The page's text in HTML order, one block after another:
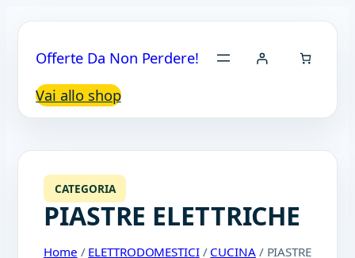
Offerte Da Non Perdere!
Vai allo shop
CATEGORIA
PIASTRE ELETTRICHE
Home / ELETTRODOMESTICI/ CUCINA/ PIASTRE